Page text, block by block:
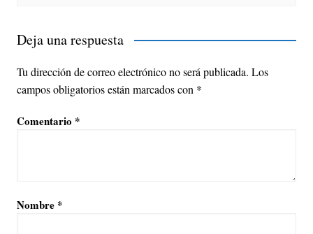
Deja una respuesta
Tu dirección de correo electrónico no será publicada. Los
campos obligatorios están marcados con *
Comentario *
Nombre *